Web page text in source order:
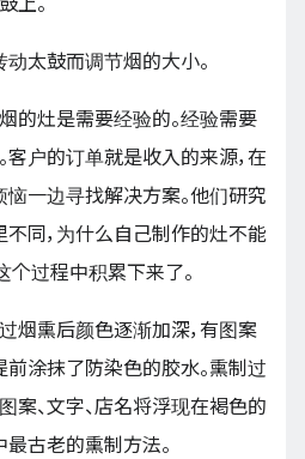
太鼓而调节烟的大小。
的灶是需要经验的。经验需要
客户的订单就是收入的来源，在
恼一边寻找解决方案。他们研究
不同，为什么自己制作的灶不能
个过程中积累下来了。
烟熏后颜色逐渐加深，有图案
前涂抹了防染色的胶水。熏制过
案、文字、店名将浮现在褐色的
古老的熏制方法。